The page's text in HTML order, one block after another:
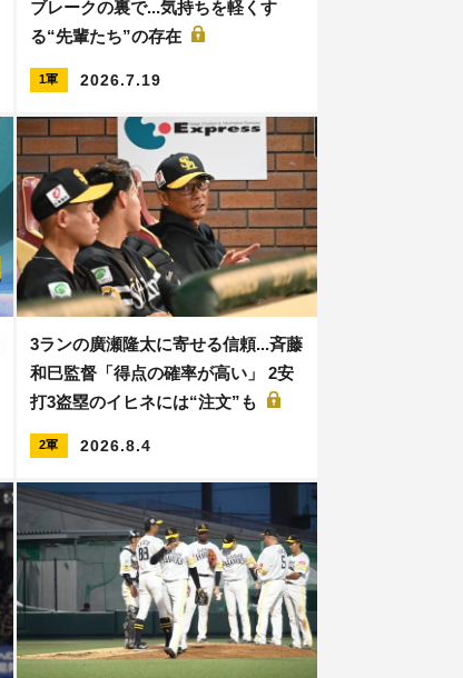
ブレークの裏で...気持ちを軽くす
る“先輩たち”の存在
1軍 2026.7.19
3ランの廣瀬隆太に寄せる信頼...斉藤
和巳監督「得点の確率が高い」 2安
打3盗塁のイヒネには“注文”も
2軍 2026.8.4